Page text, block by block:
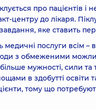
про пацієнтів і
центру до лікаря.
яке ставить
медичні послуги всім
з обмеженими
мужності, сили та
в здобутті
тому що